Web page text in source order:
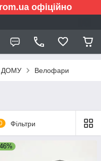
офіційно
ДОМУ Велофари
Фільтри